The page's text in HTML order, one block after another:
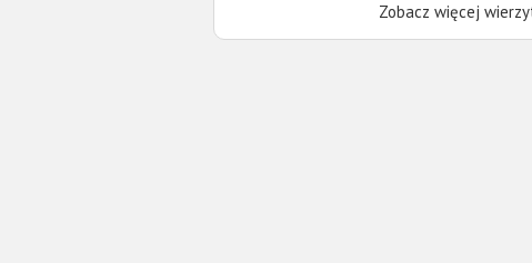
Zobacz więcej